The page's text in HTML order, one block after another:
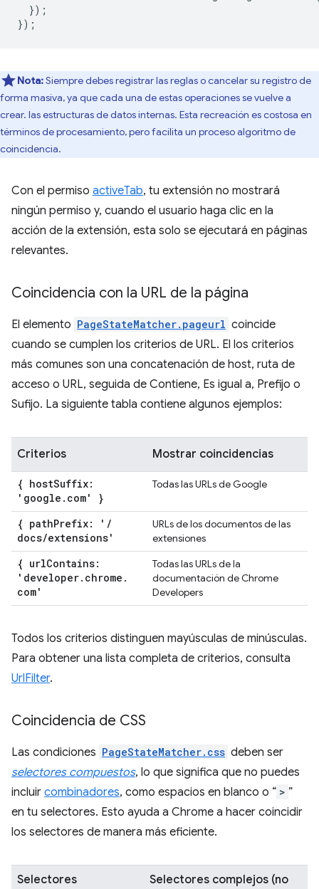
});
});
Nota:Siempre debes registrar las reglas o cancelar su registro de
forma masiva, ya que cada una de estas operaciones se vuelve a
crear. las estructuras de datos internas. Esta recreación es costosa en
términos de procesamiento, pero facilita un proceso algoritmo de
coincidencia.
Con el permiso activeTab, tu extensión no mostrará
ningún permiso y, cuando el usuario haga clic en la
acción de la extensión, esta solo se ejecutará en páginas
relevantes.
Coincidencia con la URL de la página
El elemento PageStateMatcher.pageurl coincide
cuando se cumplen los criterios de URL. El los criterios
más comunes son una concatenación de host, ruta de
acceso o URL, seguida de Contiene, Es igual a, Prefijo o
Sufijo. La siguiente tabla contiene algunos ejemplos:
Criterios Mostrar coincidencias
{ hostSuffix:
'google . com' }
Todas las URLs de Google
{ pathPrefix: ' /
docs/extensions'
URLs de los documentos de las
extensiones
{ urlContains:
'developer. chrome .
com'
Todas las URLs de la
documentación de Chrome
Developers
Todos los criterios distinguen mayúsculas de minúsculas.
Para obtener una lista completa de criterios, consulta
UrlFilter.
Coincidencia de CSS
Las condiciones PageStateMatcher.css deben ser
selectores compuestos, lo que significa que no puedes
incluir combinadores, como espacios en blanco o “ > ”
en tu selectores. Esto ayuda a Chrome a hacer coincidir
los selectores de manera más eficiente.
Selectores
Selectores complejos (no